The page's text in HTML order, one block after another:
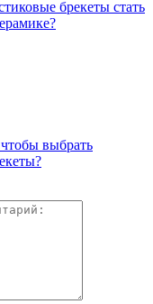
брекеты стать
выбрать